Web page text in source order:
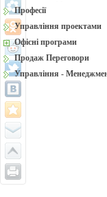
Професії
Управління проектами
Офісні програми
Продаж Переговори
Управління -